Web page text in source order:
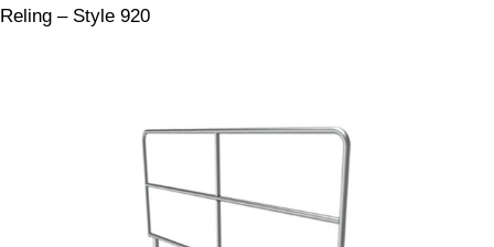
Reling – Style 920